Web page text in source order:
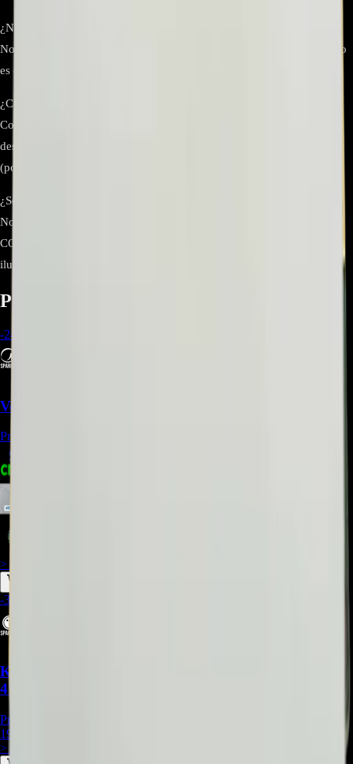
¿Necesita programación o emparejamiento?
No. La T-CON trabaja por hardware con el panel específico. Lo crítico
es que el número de parte y el código de panel coincidan
¿Cómo confirmo compatibilidad con mi modelo exacto?
Comprueba la etiqueta de la T-CON que trae tu TV o consulta el
despiece oficial de tu modelo. Si el repuesto listado es EAT63915101
(posición 200T/Time Control), es compatible.
¿Soluciona problemas de luz de fondo (backlight)?
No. La retroiluminación depende de las barras LED y la fuente; la T-
CON afecta procesamiento/entrega de imagen al panel, no la
iluminación.
Productos relacionados
-24
Ventilador Axial Midea 12100105000084 - REP-1449
Precio Regular:
> ver_
-33
Kit De Barras Led Compatible Con Televisor
47LA660T - BA036
Precio Regular:
198.000
> ver_